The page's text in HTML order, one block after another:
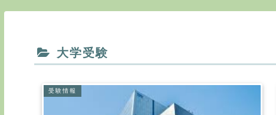
大学受験
受験情報